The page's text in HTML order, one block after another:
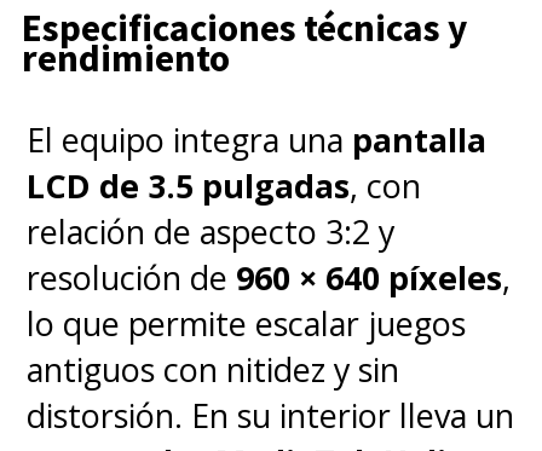
Schwall, y "poco a poco fuimos
ampliando nuestro objetivo". En
un comienzo, el estilo anime
solo iba a estar presente en los
fondos y los personajes no
jugables, así como en el
Carrusel, peroterminaron
creando una guía de estilo
que funcionaba
perfectamente para los
Especificaciones técnicas y
rendimiento
El equipo integra una pantalla
LCD de 3.5 pulgadas, con
relación de aspecto 3:2 y
resolución de 960 × 640 píxeles,
lo que permite escalar juegos
antiguos con nitidez y sin
distorsión. En su interior lleva un